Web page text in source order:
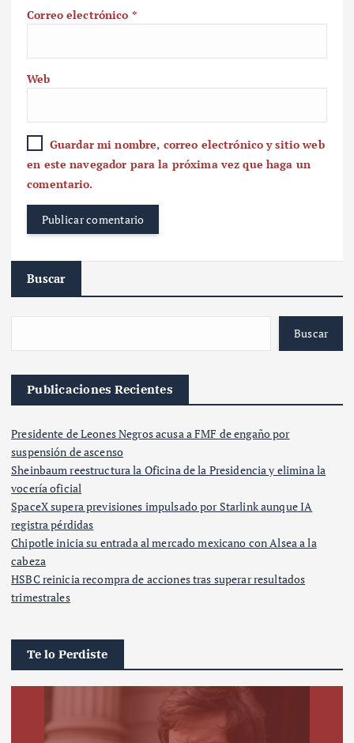
Correo electrónico *
Web
Guardar mi nombre, correo electrónico y sitio web
en este navegador para la próxima vez que haga un
comentario.
Buscar
Buscar
Publicaciones Recientes
Presidente de Leones Negros acusa a FMF de engaño por
suspensión de ascenso
Sheinbaum reestructura la Oficina de la Presidencia y elimina la
vocería oficial
SpaceX supera previsiones impulsado por Starlink aunque IA
registra pérdidas
Chipotle inicia su entrada al mercado mexicano con Alsea a la
cabeza
HSBC reinicia recompra de acciones tras superar resultados
trimestrales
Te lo Perdiste